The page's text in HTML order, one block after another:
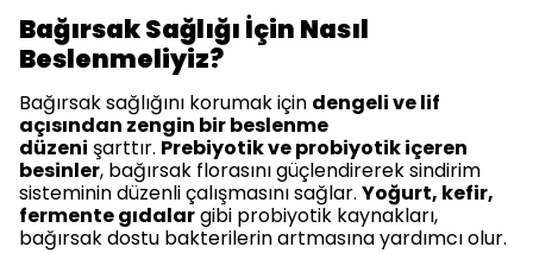
Bağırsak Sağlığı İçin Nasıl
Beslenmeliyiz?
Bağırsak sağlığını korumak için dengeli ve lif
açısından zengin bir beslenme
düzeni şarttır. Prebiyotik ve probiyotik içeren
besinler, bağırsak florasını güçlendirerek sindirim
sisteminin düzenli çalışmasını sağlar. Yoğurt, kefir,
fermente gıdalargibi probiyotik kaynakları,
bağırsak dostu bakterilerin artmasına yardımcı olur.